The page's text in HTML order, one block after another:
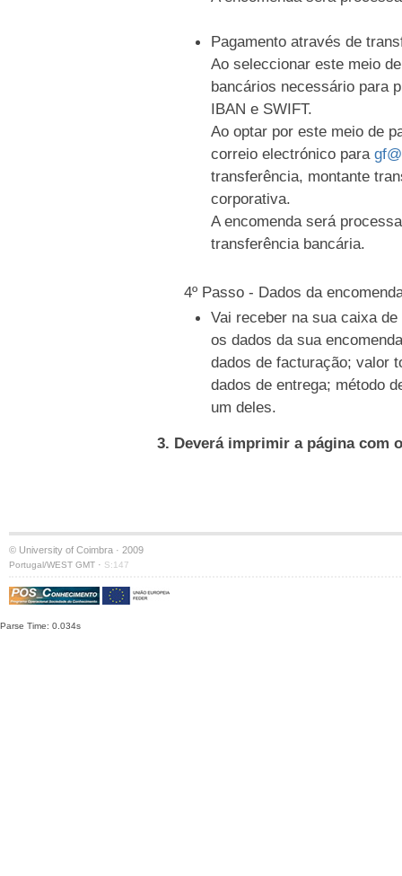
Pagamento através de
Ao seleccionar este meio
bancários necessário para
IBAN e SWIFT.
Ao optar por este meio de
correio electrónico para
transferência, montante
corporativa.
A encomenda será
transferência bancária.
4º Passo - Dados da
Vai receber na sua caixa
os dados da sua
dados de facturação; valor
dados de entrega; método
um deles.
3. Deverá imprimir a página com
© University of Coimbra · 2009
Portugal/WEST GMT · S:147
Parse Time: 0.034s